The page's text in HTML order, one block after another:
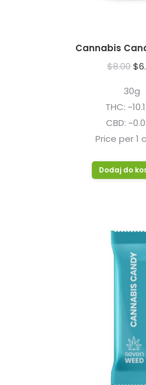
Cannabis
$8.00$
30g
THC:
CBD:
Price per 1
Dodaj do